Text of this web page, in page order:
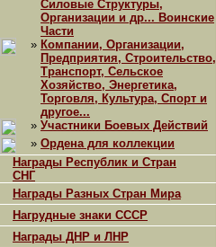
Силовые Структуры,
Организации и др... Воинские
Части
» Компании, Организации,
Предприятия, Строительство,
Транспорт, Сельское
Хозяйство, Энергетика,
Торговля, Культура, Спорт и
другое...
» Участники Боевых Действий
» Ордена для коллекции
Награды Республик и Стран
СНГ
Награды Разных Стран Мира
Нагрудные знаки СССР
Награды ДНР и ЛНР